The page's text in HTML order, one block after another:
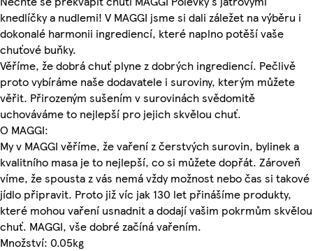
knedlíčky a nudlemi! V MAGGI jsme si dali záležet na výběru i
dokonalé harmonii ingrediencí, které naplno potěší vaše
chuťové buňky.
Věříme, že dobrá chuť plyne z dobrých ingrediencí. Pečlivě
proto vybíráme naše dodavatele i suroviny, kterým můžete
věřit. Přirozeným sušením v surovinách svědomitě
uchováváme to nejlepší pro jejich skvělou chuť.
O MAGGI:
My v MAGGI věříme, že vaření z čerstvých surovin, bylinek a
kvalitního masa je to nejlepší, co si můžete dopřát. Zároveň
víme, že spousta z vás nemá vždy možnost nebo čas si takové
jídlo připravit. Proto již víc jak 130 let přinášíme produkty,
které mohou vaření usnadnit a dodají vašim pokrmům skvělou
chuť. MAGGI, vše dobré začíná vařením.
Množství: 0.05kg